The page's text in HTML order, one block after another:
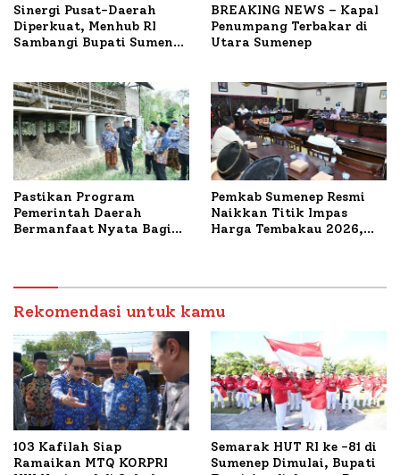
Sinergi Pusat-Daerah
Diperkuat, Menhub RI
Sambangi Bupati Sumenep
BREAKING NEWS – Kapal
Penumpang Terbakar di
Utara Sumenep
Pastikan Program
Pemerintah Daerah
Bermanfaat Nyata Bagi
Petelur di Desa Bataal
Timur
Pemkab Sumenep Resmi
Naikkan Titik Impas
Harga Tembakau 2026,
Rekomendasi untuk kamu
103 Kafilah Siap
Ramaikan MTQ KORPRI
Semarak HUT RI ke -81 di
Sumenep Dimulai, Bupati